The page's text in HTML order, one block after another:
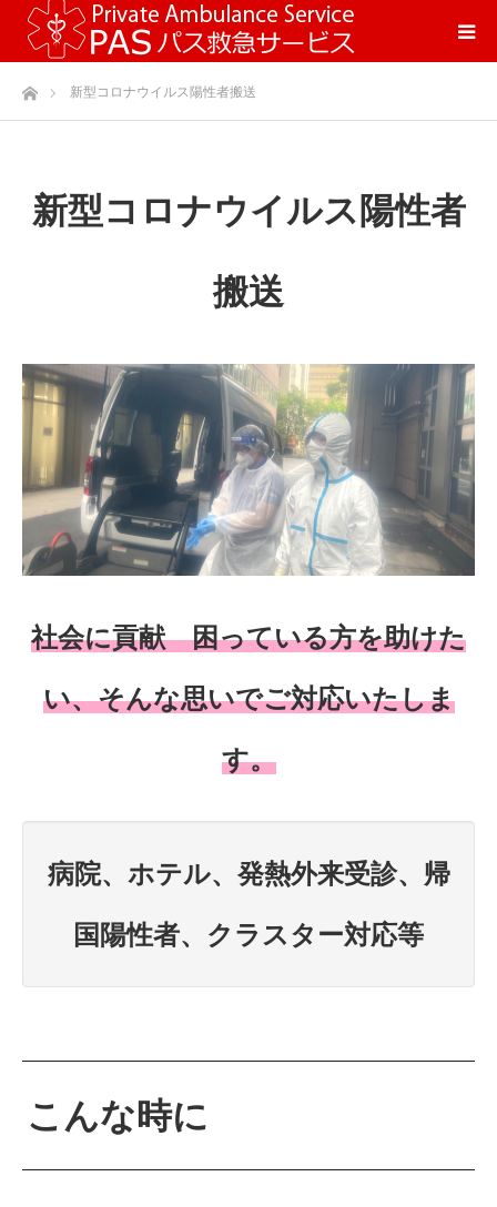
ホーム新型コロナウイルス陽性者搬送
新型コロナウイルス陽性者
搬送
社会に貢献 困っている方を助けた
い、そんな思いでご対応いたしま
す。
病院、ホテル、発熱外来受診、帰
国陽性者、クラスター対応等
こんな時に